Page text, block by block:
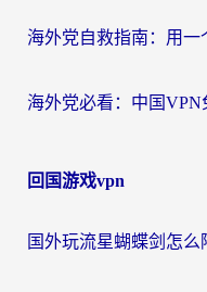
回国游戏vpn